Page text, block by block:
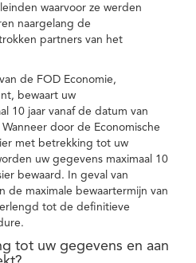
waarvoor ze werden
naargelang de
partners van het
de FOD Economie,
bewaart uw
10 jaar vanaf de datum van
door de Economische
met betrekking tot uw
uw gegevens maximaal 10
bewaard. In geval van
de maximale bewaartermijn van
tot de definitieve
tot uw gegevens en aan